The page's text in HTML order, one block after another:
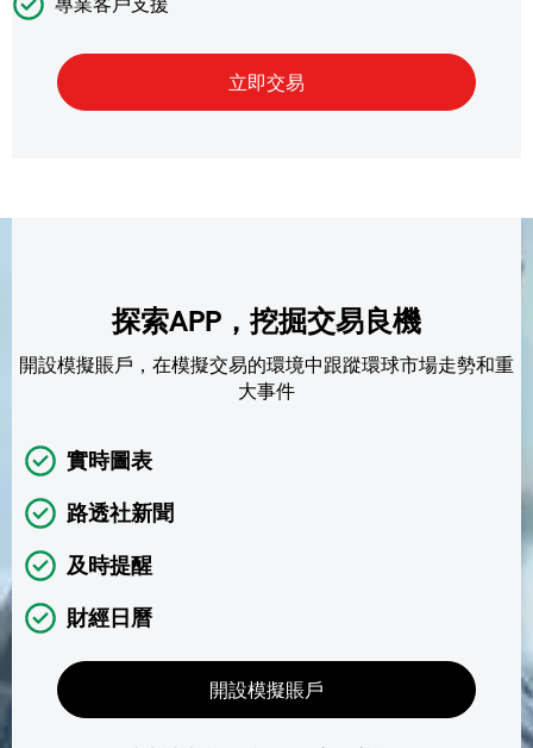
探索APP，挖掘交易良機
開設模擬賬戶，在模擬交易的環境中跟蹤環球市場走勢和重
大事件
實時圖表
路透社新聞
及時提醒
財經日曆